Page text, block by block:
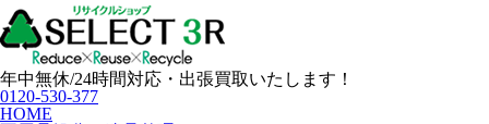
年中無休/24時間対応・出張買取いたします！
0120-530-377
HOME